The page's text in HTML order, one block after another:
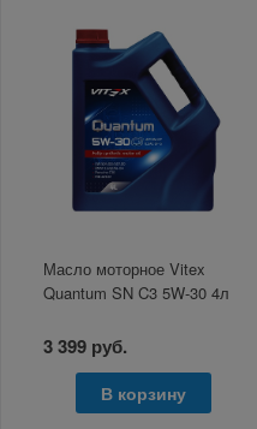
Масло моторное Vitex
Quantum SN C3 5W-30 4л
3 399 руб.
В корзину